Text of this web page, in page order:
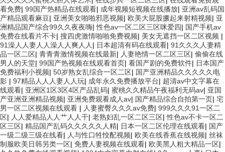
看免费| 99国产热精品在线观看| 成年视频短视频在线播放| 亚洲av乱码国
产精品观看麻豆| 亚洲美女啪啪邪恶视频| 欧美大屁股撅起来射精视频| 亚
洲精品国产综合99久久夜夜嗨|性色av一区二区三区咪爱四| 国产手机av
免费在线看片不卡| 搜四虎激情啪啪免费视频| 美女无遮挡一区二区视频 |
91澡人人妻人人澡人人爽人人 | 日本超清有码在线观看| 91久久久人妻精
品一区二区| 青青青激情视频在线最新| 人妻艳情一区二区三区| 偷偷在线
男人的天堂| 99国产热视频在线观看首页| 看国产剧的免费软件| 日本国产
免费福利小视频| 50岁熟女乱综合一区二区| 国产亚洲精品久久久久久电
影 | 97精品人人人妻人人玩| 成年永久免费播放平台| 超清av中文字幕在
线观看| 亚洲区1区3区4区产品乱码| 蜜桃久久精品午夜福利无码av| 亚国
产亚洲亚洲精品视频| 亚洲免费观看成人av| 国产精品综合自拍第一页| 宅
男一区二区视频在线观看 | 人妻蜜臀久久久av免费| 999久久久91一区二
区| 人人爱精品人人艹人人干| 老熟妇乱一区二区三区|性色av不卡一区二
区三区| 精品国产乱码久久久久久人精| 日本一区二区伦理在线观看| 国产
一级二级三级在线看| 人与性口牲恔配视频| 欧美在线香蕉在线视频| 丝袜
制服欧美日韩另类一区| 免费人妻视频在线观看| 欧美黑人粗大精品一区|